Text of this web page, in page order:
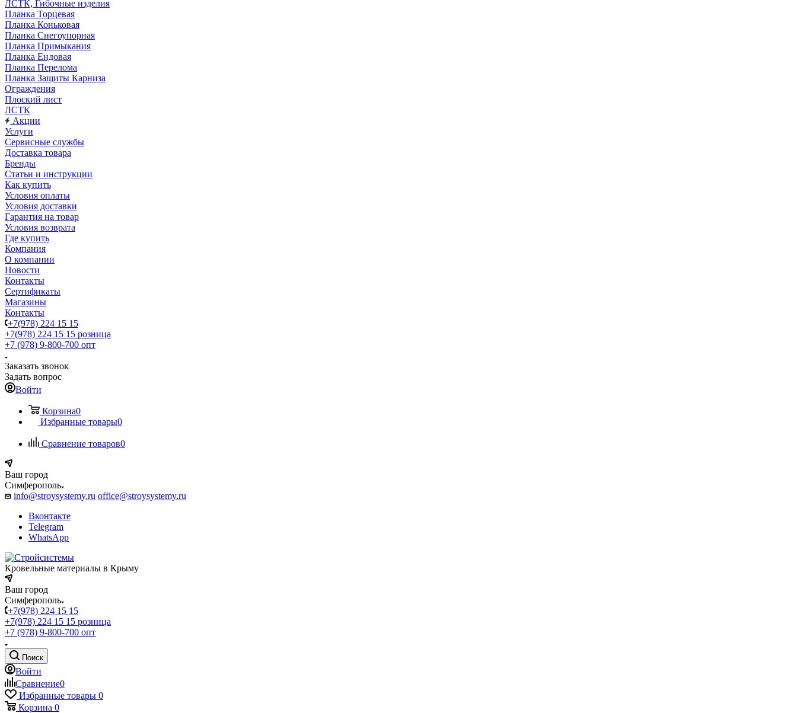
ЛСТК, Гибочные изделия
Планка Торцевая
Планка Коньковая
Планка Снегоупорная
Планка Примыкания
Планка Ендовая
Планка Перелома
Планка Защиты Карниза
Ограждения
Плоский лист
ЛСТК
Акции
Услуги
Сервисные службы
Доставка товара
Бренды
Статьи и инструкции
Как купить
Условия оплаты
Условия доставки
Гарантия на товар
Условия возврата
Где купить
Компания
О компании
Новости
Контакты
Сертификаты
Магазины
Контакты
+7(978) 224 15 15
+7(978) 224 15 15 розница
+7 (978) 9-800-700 опт
Заказать звонок
Задать вопрос
Войти
Корзина0
Избранные товары0
Сравнение товаров0
Ваш город
Симферополь
info@stroysystemy.ru office@stroysystemy.ru
Вконтакте
Telegram
WhatsApp
Кровельные материалы в Крыму
Ваш город
Симферополь
+7(978) 224 15 15
+7(978) 224 15 15 розница
+7 (978) 9-800-700 опт
Поиск
Войти
Сравнение0
Избранные товары 0
Корзина 0